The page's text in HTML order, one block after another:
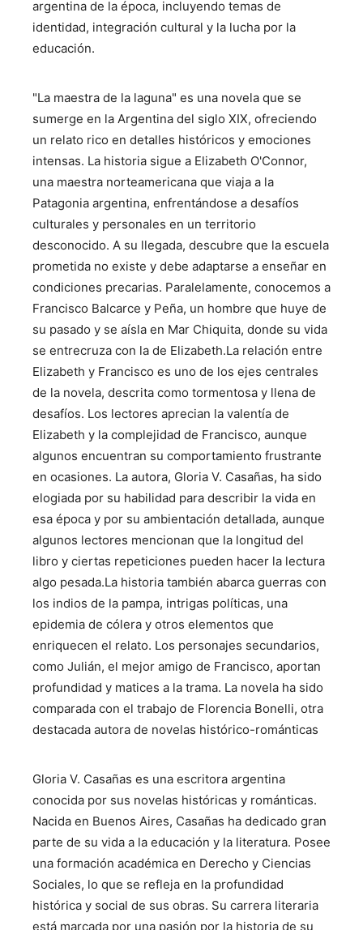
argentina de la época, incluyendo temas de
identidad, integración cultural y la lucha por la
educación.
"La maestra de la laguna" es una novela que se
sumerge en la Argentina del siglo XIX, ofreciendo
un relato rico en detalles históricos y emociones
intensas. La historia sigue a Elizabeth O'Connor,
una maestra norteamericana que viaja a la
Patagonia argentina, enfrentándose a desafíos
culturales y personales en un territorio
desconocido. A su llegada, descubre que la escuela
prometida no existe y debe adaptarse a enseñar en
condiciones precarias. Paralelamente, conocemos a
Francisco Balcarce y Peña, un hombre que huye de
su pasado y se aísla en Mar Chiquita, donde su vida
se entrecruza con la de Elizabeth.La relación entre
Elizabeth y Francisco es uno de los ejes centrales
de la novela, descrita como tormentosa y llena de
desafíos. Los lectores aprecian la valentía de
Elizabeth y la complejidad de Francisco, aunque
algunos encuentran su comportamiento frustrante
en ocasiones​​. La autora, Gloria V. Casañas, ha sido
elogiada por su habilidad para describir la vida en
esa época y por su ambientación detallada, aunque
algunos lectores mencionan que la longitud del
libro y ciertas repeticiones pueden hacer la lectura
algo pesada​​.La historia también abarca guerras con
los indios de la pampa, intrigas políticas, una
epidemia de cólera y otros elementos que
enriquecen el relato. Los personajes secundarios,
como Julián, el mejor amigo de Francisco, aportan
profundidad y matices a la trama. La novela ha sido
comparada con el trabajo de Florencia Bonelli, otra
destacada autora de novelas histórico-románticas​
Gloria V. Casañas es una escritora argentina
conocida por sus novelas históricas y románticas.
Nacida en Buenos Aires, Casañas ha dedicado gran
parte de su vida a la educación y la literatura. Posee
una formación académica en Derecho y Ciencias
Sociales, lo que se refleja en la profundidad
histórica y social de sus obras. Su carrera literaria
está marcada por una pasión por la historia de su